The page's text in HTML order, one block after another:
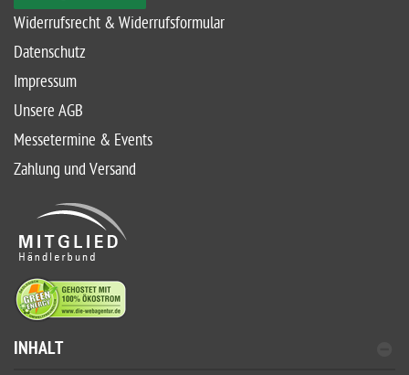
Widerrufsrecht & Widerrufsformular
Datenschutz
Impressum
Unsere AGB
Messetermine & Events
Zahlung und Versand
INHALT